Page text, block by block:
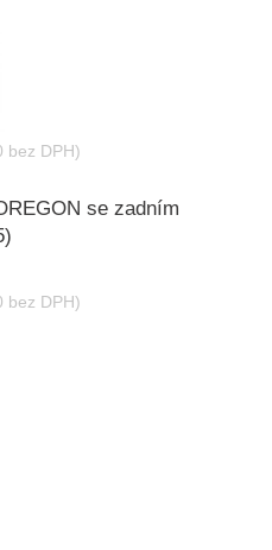
bez DPH)
se zadním
bez DPH)